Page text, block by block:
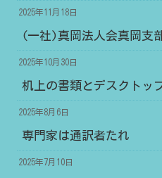
2025年11月18日
(一社)真岡法人会真岡支
2025年10月30日
机上の書類とデスクトッ
2025年8月6日
専門家は通訳者たれ
2025年7月10日